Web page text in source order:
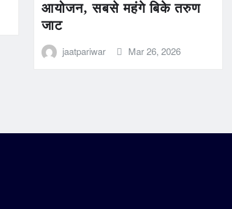
आयोजन, सबसे महंगे बिके तरुण
जाट
jaatpariwar Mar 26, 2026